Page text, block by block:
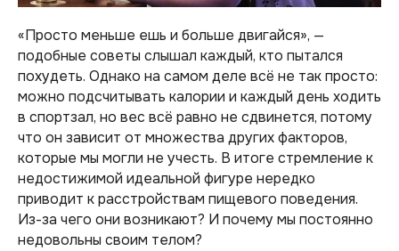
«Просто меньше ешь и больше двигайся», —
подобные советы слышал каждый, кто пытался
похудеть. Однако на самом деле всё не так просто:
можно подсчитывать калории и каждый день ходить
в спортзал, но вес всё равно не сдвинется, потому
что он зависит от множества других факторов,
которые мы могли не учесть. В итоге стремление к
недостижимой идеальной фигуре нередко
приводит к расстройствам пищевого поведения.
Из-за чего они возникают? И почему мы постоянно
недовольны своим телом?